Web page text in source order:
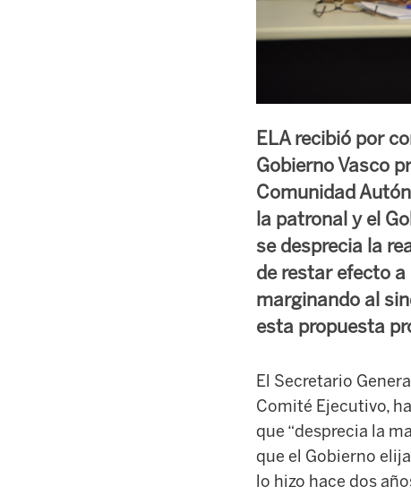
ELA recibió por
Gobierno Vasco
Comunidad
la patronal y el
se desprecia la
de restar efecto
marginando al
esta propuesta
El Secretario
Comité Ejecutivo,
que “desprecia la
que el Gobierno
lo hizo hace dos